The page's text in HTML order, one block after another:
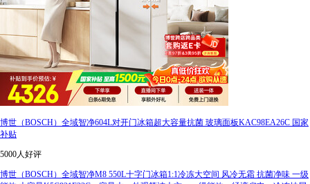
博世（BOSCH）全域智净604L对开门冰箱超大容量抗菌 玻璃面板KAC98EA26C 国家
补贴
5000人好评
博世（BOSCH）全域智净M8 550L十字门冰箱1:1冷冻大空间 风冷无霜 抗菌净味 一级